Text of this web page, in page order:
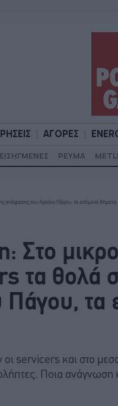
ΑΓΟΡΕΣ
ΕΙΣΗΓΜΕΝΕΣ ΡΕΥΜΑ
ΕΠΙΧΕΙΡΗΣΕΙΣ ΑΓΟΡΕΣ
απόφασης του Αρείου Πάγου, τα επόμενα βήματα
Στο
τα θολά
τα
οι servicers και στο
Ποια ανάγνωση